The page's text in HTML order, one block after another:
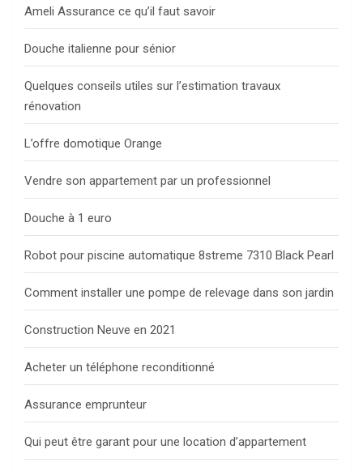
Ameli Assurance ce qu’il faut savoir
Douche italienne pour sénior
Quelques conseils utiles sur l’estimation travaux
rénovation
L’offre domotique Orange
Vendre son appartement par un professionnel
Douche à 1 euro
Robot pour piscine automatique 8streme 7310 Black Pearl
Comment installer une pompe de relevage dans son jardin
Construction Neuve en 2021
Acheter un téléphone reconditionné
Assurance emprunteur
Qui peut être garant pour une location d’appartement